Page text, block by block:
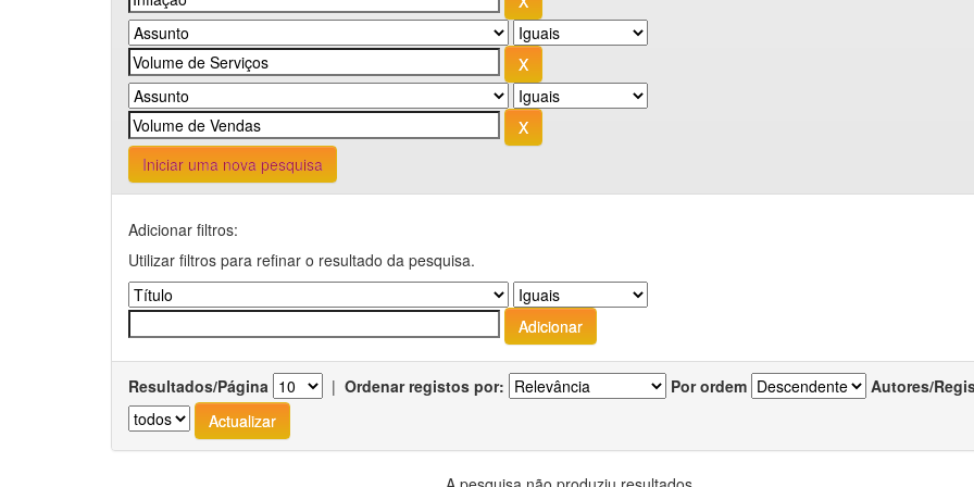
Iniciar uma nova pesquisa
Adicionar filtros:
Utilizar filtros para refinar o resultado da pesquisa.
Resultados/Página | Ordenar registos por: Por ordem Autores/